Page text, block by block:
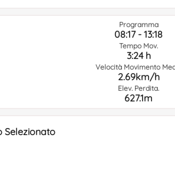
Programma
08:17 - 13:18
Tempo Mov.
3:24 h
Velocità Movimento
2.69km/h
Elev. Perdita.
627.1m
Selezionato